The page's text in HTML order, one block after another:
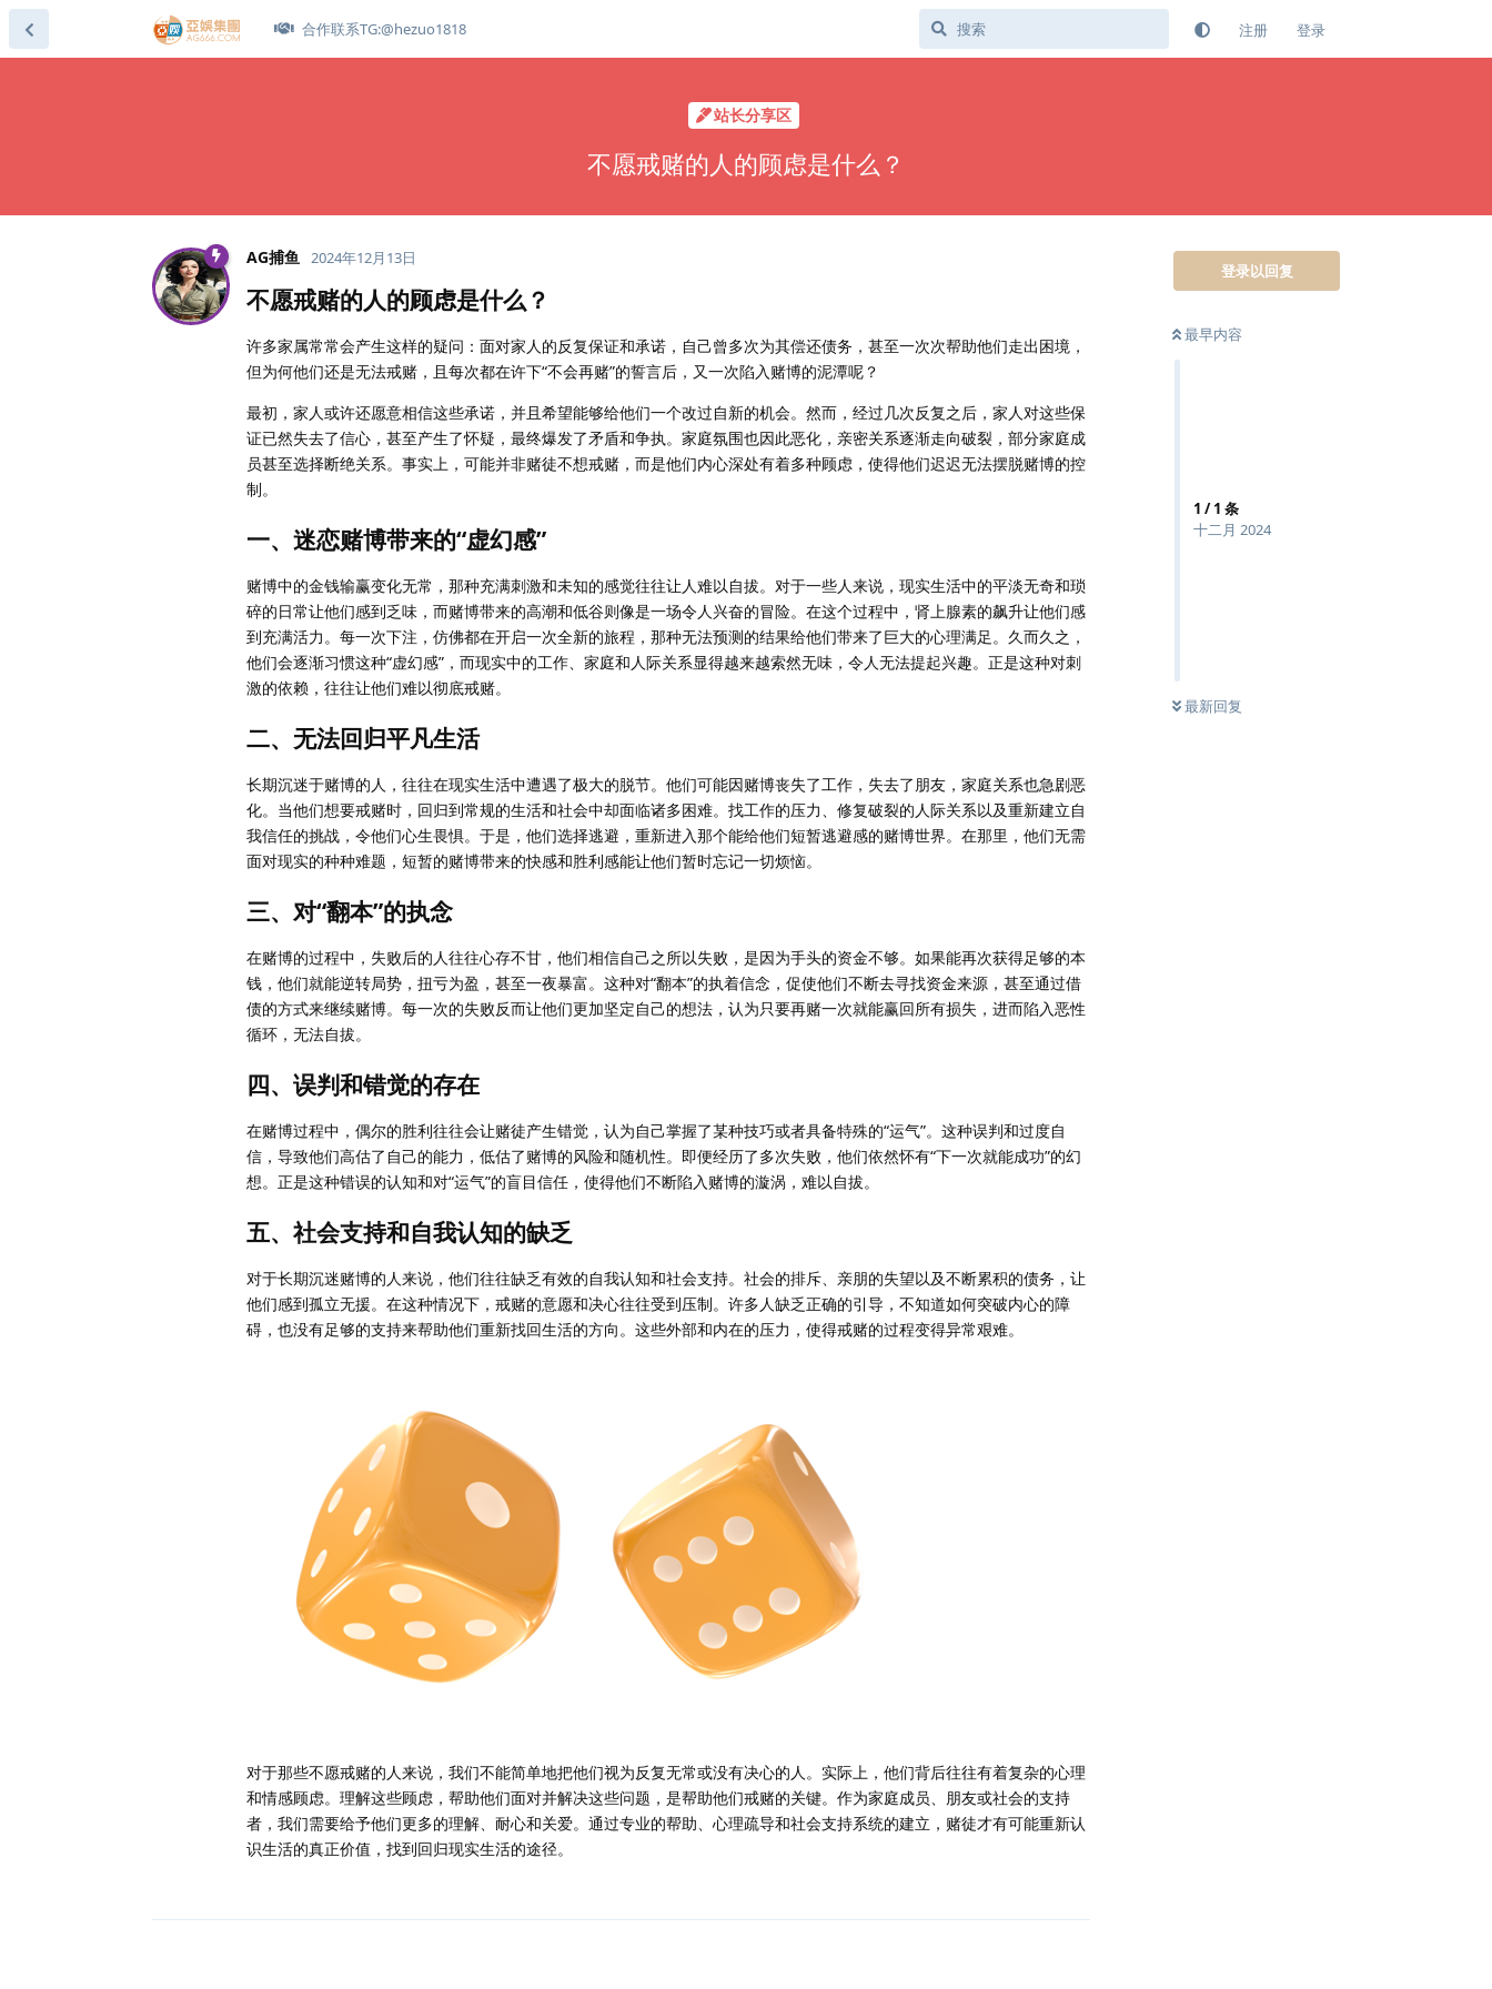
合作联系TG:@hezuo1818 注册 登录
站长分享区
不愿戒赌的人的顾虑是什么？
登录以回复
最早内容
1 /1 条
十二月 2024
最新回复
AG捕鱼 2024年12月13日
不愿戒赌的人的顾虑是什么？
许多家属常常会产生这样的疑问：面对家人的反复保证和承诺，自己曾多次为其偿还债务，甚至一次次帮助他们走出困境，
但为何他们还是无法戒赌，且每次都在许下“不会再赌”的誓言后，又一次陷入赌博的泥潭呢？
最初，家人或许还愿意相信这些承诺，并且希望能够给他们一个改过自新的机会。然而，经过几次反复之后，家人对这些保
证已然失去了信心，甚至产生了怀疑，最终爆发了矛盾和争执。家庭氛围也因此恶化，亲密关系逐渐走向破裂，部分家庭成
员甚至选择断绝关系。事实上，可能并非赌徒不想戒赌，而是他们内心深处有着多种顾虑，使得他们迟迟无法摆脱赌博的控
制。
一、迷恋赌博带来的“虚幻感”
赌博中的金钱输赢变化无常，那种充满刺激和未知的感觉往往让人难以自拔。对于一些人来说，现实生活中的平淡无奇和琐
碎的日常让他们感到乏味，而赌博带来的高潮和低谷则像是一场令人兴奋的冒险。在这个过程中，肾上腺素的飙升让他们感
到充满活力。每一次下注，仿佛都在开启一次全新的旅程，那种无法预测的结果给他们带来了巨大的心理满足。久而久之，
他们会逐渐习惯这种“虚幻感”，而现实中的工作、家庭和人际关系显得越来越索然无味，令人无法提起兴趣。正是这种对刺
激的依赖，往往让他们难以彻底戒赌。
二、无法回归平凡生活
长期沉迷于赌博的人，往往在现实生活中遭遇了极大的脱节。他们可能因赌博丧失了工作，失去了朋友，家庭关系也急剧恶
化。当他们想要戒赌时，回归到常规的生活和社会中却面临诸多困难。找工作的压力、修复破裂的人际关系以及重新建立自
我信任的挑战，令他们心生畏惧。于是，他们选择逃避，重新进入那个能给他们短暂逃避感的赌博世界。在那里，他们无需
面对现实的种种难题，短暂的赌博带来的快感和胜利感能让他们暂时忘记一切烦恼。
三、对“翻本”的执念
在赌博的过程中，失败后的人往往心存不甘，他们相信自己之所以失败，是因为手头的资金不够。如果能再次获得足够的本
钱，他们就能逆转局势，扭亏为盈，甚至一夜暴富。这种对“翻本”的执着信念，促使他们不断去寻找资金来源，甚至通过借
债的方式来继续赌博。每一次的失败反而让他们更加坚定自己的想法，认为只要再赌一次就能赢回所有损失，进而陷入恶性
循环，无法自拔。
四、误判和错觉的存在
在赌博过程中，偶尔的胜利往往会让赌徒产生错觉，认为自己掌握了某种技巧或者具备特殊的“运气”。这种误判和过度自
信，导致他们高估了自己的能力，低估了赌博的风险和随机性。即便经历了多次失败，他们依然怀有“下一次就能成功”的幻
想。正是这种错误的认知和对“运气”的盲目信任，使得他们不断陷入赌博的漩涡，难以自拔。
五、社会支持和自我认知的缺乏
对于长期沉迷赌博的人来说，他们往往缺乏有效的自我认知和社会支持。社会的排斥、亲朋的失望以及不断累积的债务，让
他们感到孤立无援。在这种情况下，戒赌的意愿和决心往往受到压制。许多人缺乏正确的引导，不知道如何突破内心的障
碍，也没有足够的支持来帮助他们重新找回生活的方向。这些外部和内在的压力，使得戒赌的过程变得异常艰难。
对于那些不愿戒赌的人来说，我们不能简单地把他们视为反复无常或没有决心的人。实际上，他们背后往往有着复杂的心理
和情感顾虑。理解这些顾虑，帮助他们面对并解决这些问题，是帮助他们戒赌的关键。作为家庭成员、朋友或社会的支持
者，我们需要给予他们更多的理解、耐心和关爱。通过专业的帮助、心理疏导和社会支持系统的建立，赌徒才有可能重新认
识生活的真正价值，找到回归现实生活的途径。